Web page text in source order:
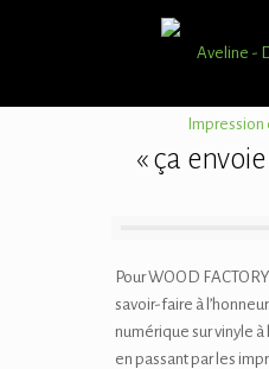
« ça
Pour WOOD
savoir-faire à
numérique sur vinyle
en passant par les